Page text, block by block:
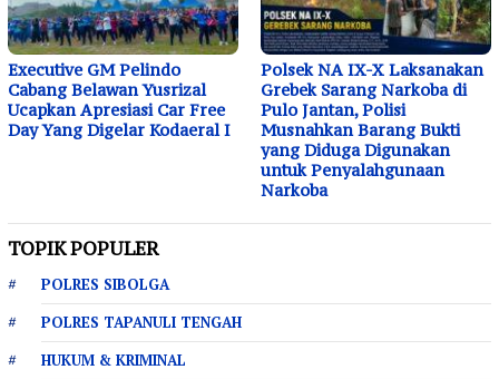
Executive GM Pelindo
Cabang Belawan Yusrizal
Ucapkan Apresiasi Car Free
Day Yang Digelar Kodaeral I
Polsek NA IX-X Laksanakan
Grebek Sarang Narkoba di
Pulo Jantan, Polisi
Musnahkan Barang Bukti
yang Diduga Digunakan
untuk Penyalahgunaan
Narkoba
TOPIK POPULER
POLRES SIBOLGA
POLRES TAPANULI TENGAH
HUKUM & KRIMINAL